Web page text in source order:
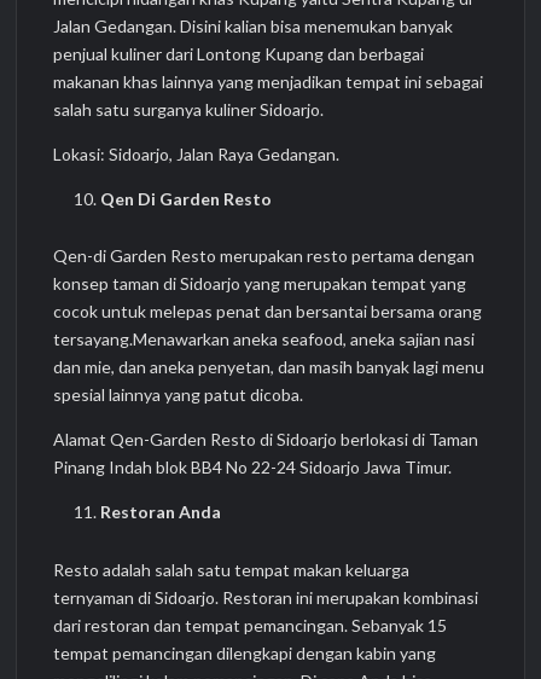
Jalan Gedangan. Disini kalian bisa menemukan banyak
penjual kuliner dari Lontong Kupang dan berbagai
makanan khas lainnya yang menjadikan tempat ini sebagai
salah satu surganya kuliner Sidoarjo.
Lokasi: Sidoarjo, Jalan Raya Gedangan.
Qen Di Garden Resto
Qen-di Garden Resto merupakan resto pertama dengan
konsep taman di Sidoarjo yang merupakan tempat yang
cocok untuk melepas penat dan bersantai bersama orang
tersayang.Menawarkan aneka seafood, aneka sajian nasi
dan mie, dan aneka penyetan, dan masih banyak lagi menu
spesial lainnya yang patut dicoba.
Alamat Qen-Garden Resto di Sidoarjo berlokasi di Taman
Pinang Indah blok BB4 No 22-24 Sidoarjo Jawa Timur.
Restoran Anda
Resto adalah salah satu tempat makan keluarga
ternyaman di Sidoarjo. Restoran ini merupakan kombinasi
dari restoran dan tempat pemancingan. Sebanyak 15
tempat pemancingan dilengkapi dengan kabin yang